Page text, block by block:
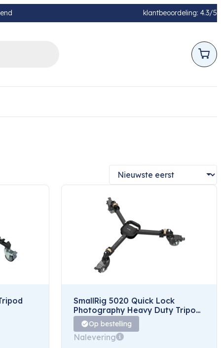
klantbeoordeling: 4.3/5
SmallRig 5020 Quick Lock
Photography Heavy Duty Tripod
DollyOp bestelling
Nalevering